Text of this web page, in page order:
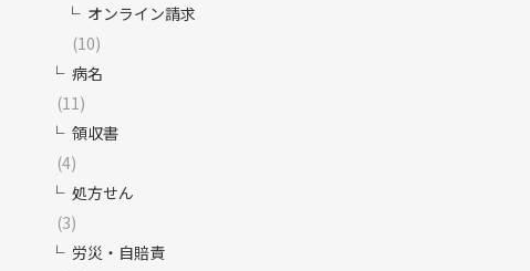
オンライン請求
(10)
病名
(11)
領収書
(4)
処方せん
(3)
労災・自賠責